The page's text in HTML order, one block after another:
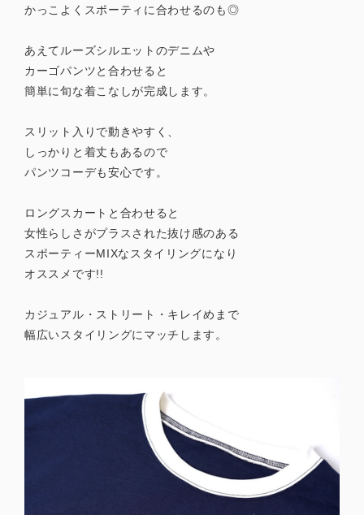
かっこよくスポーティに合わせるのも◎
あえてルーズシルエットのデニムや
カーゴパンツと合わせると
簡単に旬な着こなしが完成します。
スリット入りで動きやすく、
しっかりと着丈もあるので
パンツコーデも安心です。
ロングスカートと合わせると
女性らしさがプラスされた抜け感のある
スポーティーMIXなスタイリングになり
オススメです!!
カジュアル・ストリート・キレイめまで
幅広いスタイリングにマッチします。